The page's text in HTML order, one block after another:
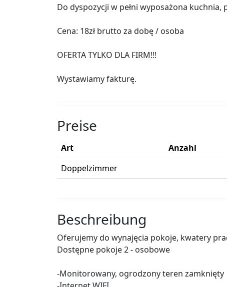
Do dyspozycji w pełni wyposażona kuchnia,
Cena: 18zł brutto za dobę / osoba
OFERTA TYLKO DLA FIRM!!!
Wystawiamy fakturę.
Preise
Art Anzahl
Doppelzimmer
Beschreibung
Oferujemy do wynajęcia pokoje, kwatery
Dostępne pokoje 2 - osobowe
-Monitorowany, ogrodzony teren zamknięty